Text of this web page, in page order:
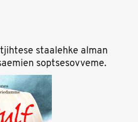
staalehke alman
soptsesovveme.